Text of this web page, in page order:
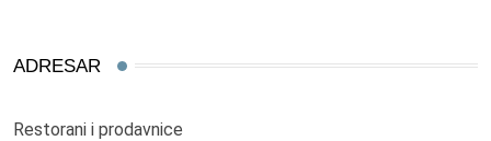
ADRESAR
Restorani i prodavnice